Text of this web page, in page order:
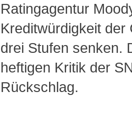
Ratingagentur
Kreditwürdigkeit
drei Stufen senken.
heftigen Kritik der
Rückschlag.